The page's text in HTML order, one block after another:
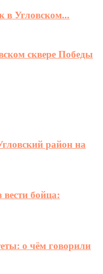
в Угловском...
сквере Победы
район на
бойца:
о чём говорили